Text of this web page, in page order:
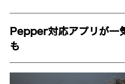
Pepper対応アプリが一
も